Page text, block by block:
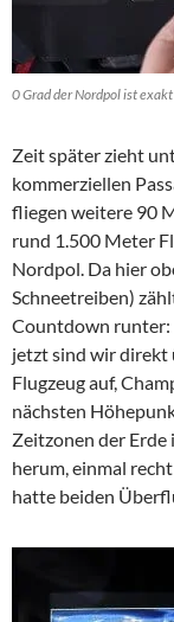
0 Grad der Nordpol ist
Zeit später zieht
kommerziellen
fliegen weitere 90
rund 1.500 Meter
Nordpol. Da hier
Schneetreiben)
Countdown runter:
jetzt sind wir direkt
Flugzeug auf,
nächsten
Zeitzonen der
herum, einmal
hatte beiden